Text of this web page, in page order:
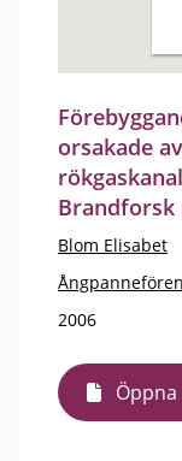
orsakade
Brandforsk
Blom Elisabet
2006